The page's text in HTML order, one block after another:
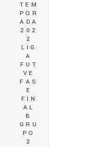
TEM
POR
ADA
202
2
LIG
A
FUT
VE
FAS
E
FIN
AL
B
GRU
PO
2